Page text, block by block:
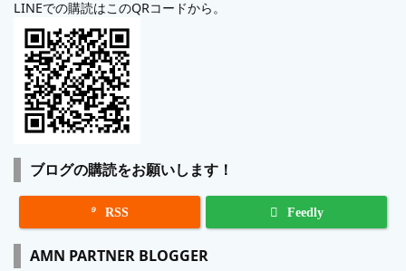
LINEでの購読はこのQRコードから。
ブログの購読をお願いします！
 RSS Feedly
AMN PARTNER BLOGGER